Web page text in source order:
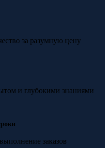
за разумную цену
и глубокими знаниями
заказов